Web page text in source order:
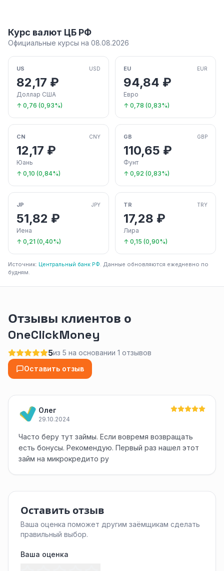
Курс валют ЦБ РФ
Официальные курсы на 08.08.2026
US USD
82,17 ₽
Доллар США
↑ 0,76 (0,93%)
EU EUR
94,84 ₽
Евро
↑ 0,78 (0,83%)
CN CNY
12,17 ₽
Юань
↑ 0,10 (0,84%)
GB GBP
110,65 ₽
Фунт
↑ 0,92 (0,83%)
JP JPY
51,82 ₽
Иена
↑ 0,21 (0,40%)
TR TRY
17,28 ₽
Лира
↑ 0,15 (0,90%)
Источник: Центральный банк РФ. Данные обновляются ежедневно по
будням.
Отзывы клиентов о
OneClickMoney
5из 5 на основании 1 отзывов
Оставить отзыв
Олег
29.10.2024
Часто беру тут займы. Если вовремя возвращать
есть бонусы. Рекомендую. Первый раз нашел этот
займ на микрокредито ру
Оставить отзыв
Ваша оценка поможет другим заёмщикам сделать
правильный выбор.
Ваша оценка